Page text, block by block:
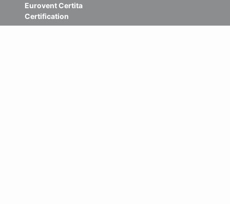
Eurovent Certita
Certification